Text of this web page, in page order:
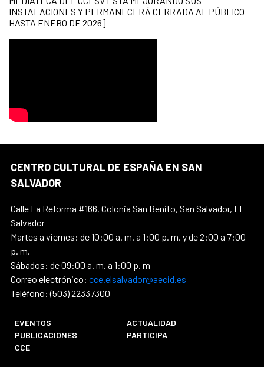
INSTALACIONES Y PERMANECERÁ CERRADA AL PÚBLICO
HASTA ENERO DE 2026]
CENTRO CULTURAL DE ESPAÑA EN SAN
SALVADOR
Calle La Reforma #166, Colonia San Benito, San Salvador, El
Salvador
Martes a viernes: de 10:00 a. m. a 1:00 p. m. y de 2:00 a 7:00
p. m.
Sábados: de 09:00 a. m. a 1:00 p. m
Correo electrónico: cce.elsalvador@aecid.es
Teléfono: (503) 22337300
EVENTOS
ACTUALIDAD
PUBLICACIONES
PARTICIPA
CCE